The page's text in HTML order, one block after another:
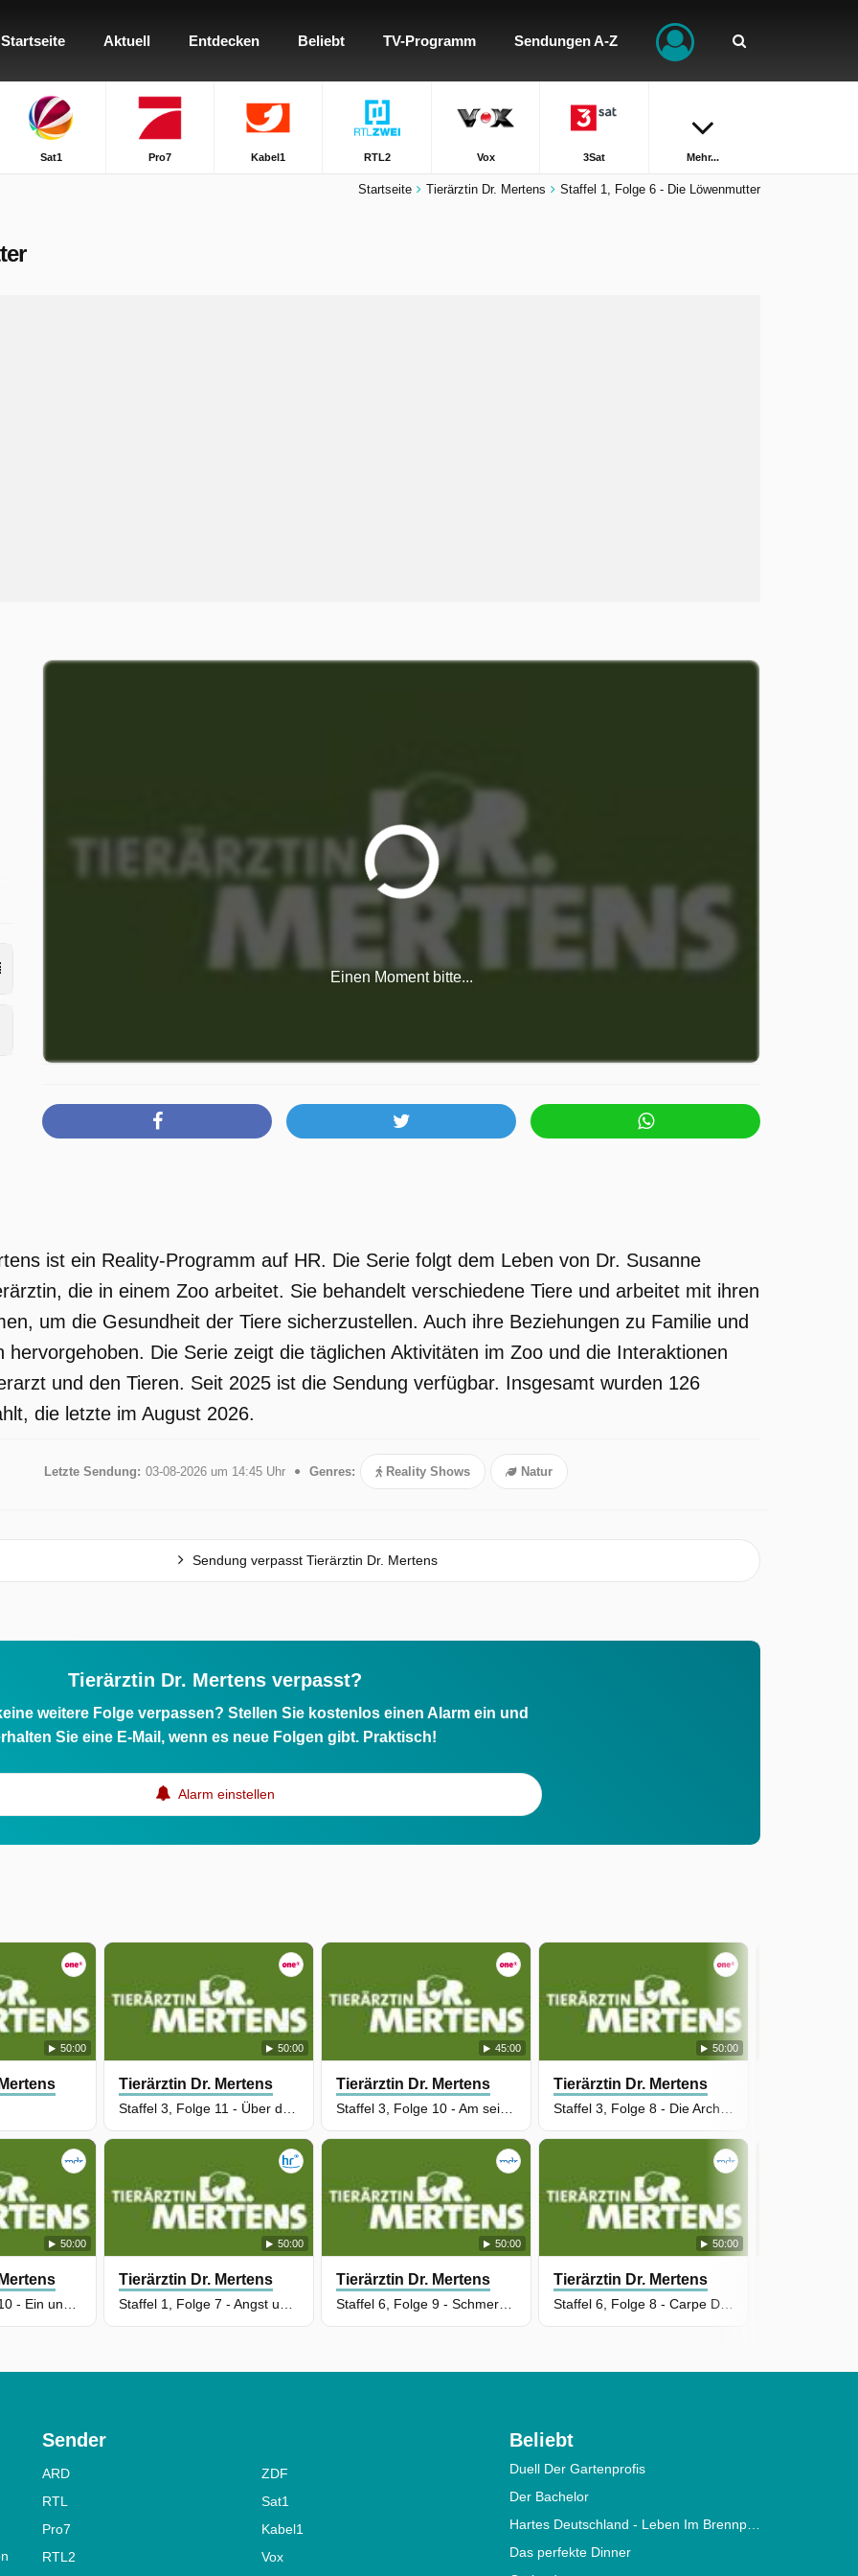
Startseite Aktuell Entdecken Beliebt TV-Programm Sendungen A-Z
Sat1 Pro7 Kabel1 RTL2 Vox 3Sat Mehr...
Startseite Tierärztin Dr. Mertens Staffel 1, Folge 6 - Die Löwenmutter
Einen Moment bitte...
ist ein Reality-Programm auf HR. Die Serie folgt dem Leben von Dr. Susanne
die in einem Zoo arbeitet. Sie behandelt verschiedene Tiere und arbeitet mit ihren
um die Gesundheit der Tiere sicherzustellen. Auch ihre Beziehungen zu Familie und
hervorgehoben. Die Serie zeigt die täglichen Aktivitäten im Zoo und die Interaktionen
und den Tieren. Seit 2025 ist die Sendung verfügbar. Insgesamt wurden 126
die letzte im August 2026.
Letzte Sendung: 03-08-2026 um 14:45 Uhr Genres: Reality Shows Natur
Sendung verpasst Tierärztin Dr. Mertens
Tierärztin Dr. Mertens verpasst?
weitere Folge verpassen? Stellen Sie kostenlos einen Alarm ein und
Sie eine E-Mail, wenn es neue Folgen gibt. Praktisch!
Alarm einstellen
50:00
50:00
50:00
Tierärztin Dr. Mertens
45:00
Tierärztin Dr. Mertens
50:00
Tierärztin Dr. Mertens
50:00
Tierärztin Dr. Mertens
50:00
Tierärztin Dr. Mertens
50:00
Tierärztin Dr. Mertens
Sender
ARD
ZDF
RTL
Sat1
Pro7
Kabel1
RTL2
Vox
Beliebt
Duell Der Gartenprofis
Der Bachelor
Hartes Deutschland - Leben Im Brennpunkt
Das perfekte Dinner